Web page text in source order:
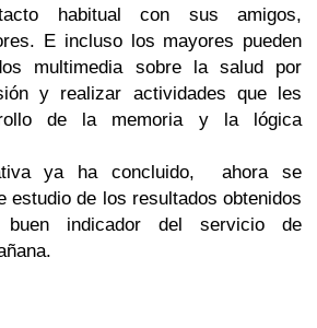
habitual con sus amigos,
E incluso los mayores pueden
multimedia sobre la salud por
y realizar actividades que les
de la memoria y la lógica
ya ha concluido, ahora se
estudio de los resultados obtenidos
indicador del servicio de